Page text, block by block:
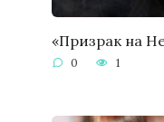
«Призрак на
0 1